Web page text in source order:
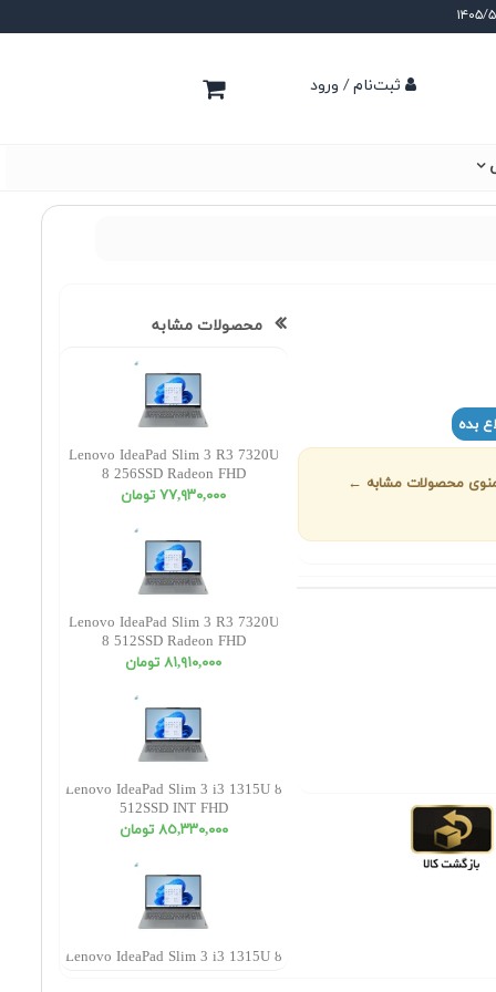
ثبت‌نام / ورود
بده
منوی محصولات مشابه ←
محصولات مشابه
Lenovo IdeaPad Slim 3 R3 7320U
8 256SSD Radeon FHD
٧٧,٩٣٠,٠٠٠ تومان
Lenovo IdeaPad Slim 3 R3 7320U
8 512SSD Radeon FHD
٨١,٩١٠,٠٠٠ تومان
Lenovo IdeaPad Slim 3 i3 1315U 8
512SSD INT FHD
٨٥,٣٣٠,٠٠٠ تومان
Lenovo IdeaPad Slim 3 i3 1315U 8